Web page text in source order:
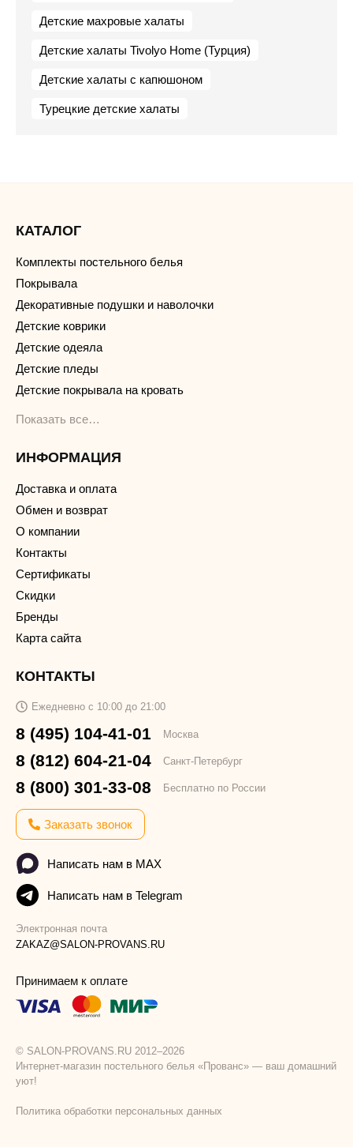
Детские махровые халаты
Детские халаты Tivolyo Home (Турция)
Детские халаты с капюшоном
Турецкие детские халаты
КАТАЛОГ
Комплекты постельного белья
Покрывала
Декоративные подушки и наволочки
Детские коврики
Детские одеяла
Детские пледы
Детские покрывала на кровать
Показать все…
ИНФОРМАЦИЯ
Доставка и оплата
Обмен и возврат
О компании
Контакты
Сертификаты
Скидки
Бренды
Карта сайта
КОНТАКТЫ
Ежедневно с 10:00 до 21:00
8 (495) 104-41-01 Москва
8 (812) 604-21-04 Санкт-Петербург
8 (800) 301-33-08 Бесплатно по России
Заказать звонок
Написать нам в MAX
Написать нам в Telegram
Электронная почта
ZAKAZ@SALON-PROVANS.RU
Принимаем к оплате
© SALON-PROVANS.RU 2012–2026
Интернет-магазин постельного белья «Прованс» — ваш домашний
уют!
Политика обработки персональных данных